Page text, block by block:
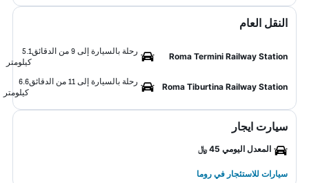
النقل العام
Roma Termini Railway Station
رحلة بالسيارة إلى 9 من الدقائق
5.1
كيلومتر
Roma Tiburtina Railway Station
رحلة بالسيارة إلى 11 من الدقائق
6.6
كيلومتر
سيارت ايجار
المعدل اليومي 45 ﷼
سيارات للاستئجار في روما